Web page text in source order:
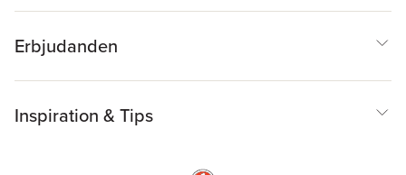
Erbjudanden
Inspiration & Tips